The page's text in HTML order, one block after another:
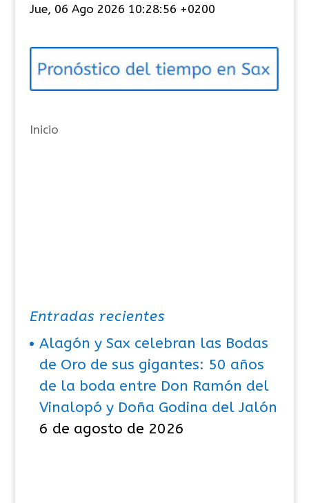
e
o
í
s
Jue, 06 Ago 2026 10:28:57 +0200
Inicio
Entradas recientes
Alagón y Sax celebran las Bodas
de Oro de sus gigantes: 50 años
de la boda entre Don Ramón del
Vinalopó y Doña Godina del Jalón
6 de agosto de 2026